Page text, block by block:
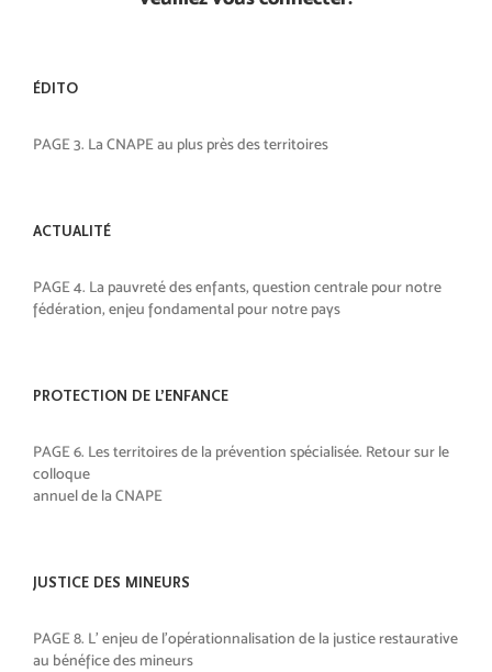
ÉDITO
PAGE 3. La CNAPE au plus près des territoires
ACTUALITÉ
PAGE 4. La pauvreté des enfants, question centrale pour notre
fédération, enjeu fondamental pour notre pays
PROTECTION DE L’ENFANCE
PAGE 6. Les territoires de la prévention spécialisée. Retour sur le
colloque
annuel de la CNAPE
JUSTICE DES MINEURS
PAGE 8. L’ enjeu de l’opérationnalisation de la justice restaurative
au bénéfice des mineurs